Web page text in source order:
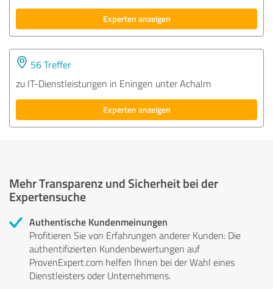
Experten anzeigen
56 Treffer
zu IT-Dienstleistungen in Eningen unter Achalm
Experten anzeigen
Mehr Transparenz und Sicherheit bei der
Expertensuche
Authentische Kundenmeinungen
Profitieren Sie von Erfahrungen anderer Kunden: Die
authentifizierten Kundenbewertungen auf
ProvenExpert.com helfen Ihnen bei der Wahl eines
Dienstleisters oder Unternehmens.